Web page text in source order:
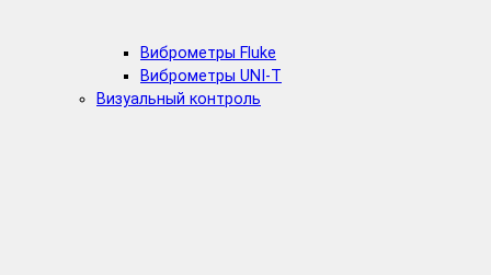
Виброметры Fluke
Виброметры UNI-T
Визуальный контроль